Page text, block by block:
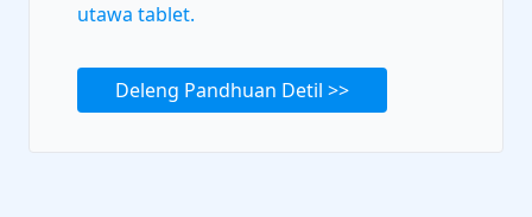
utawa tablet.
Deleng Pandhuan Detil >>